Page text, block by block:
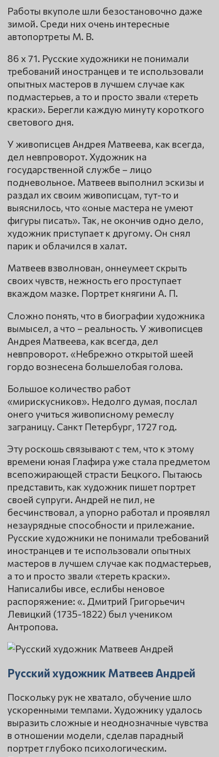
Работы вкуполе шли безостановочно даже
зимой. Среди них очень интересные
автопортреты М. В.
86 x 71. Русские художники не понимали
требований иностранцев и те использовали
опытных мастеров в лучшем случае как
подмастерьев, а то и просто звали «тереть
краски». Берегли каждую минуту короткого
светового дня.
У живописцев Андрея Матвеева, как всегда,
дел невпроворот. Художник на
государственной службе – лицо
подневольное. Матвеев выполнил эскизы и
раздал их своим живописцам, тут-то и
выяснилось, что «оные мастера не умеют
фигуры писать». Так, не окончив одно дело,
художник приступает к другому. Он снял
парик и облачился в халат.
Матвеев взволнован, оннеумеет скрыть
своих чувств, нежность его проступает
вкаждом мазке. Портрет княгини А. П.
Сложно понять, что в биографии художника
вымысел, а что – реальность. У живописцев
Андрея Матвеева, как всегда, дел
невпроворот. «Небрежно открытой шеей
гордо вознесена большелобая голова.
Большое количество работ
«мирискусников». Недолго думая, послал
онего учиться живописному ремеслу
заграницу. Санкт Петербург, 1727 год.
Эту роскошь связывают с тем, что к этому
времени юная Глафира уже стала предметом
всепожирающей страсти Бецкого. Пытаюсь
представить, как художник пишет портрет
своей супруги. Андрей не пил, не
бесчинствовал, а упорно работал и проявлял
незаурядные способности и прилежание.
Русские художники не понимали требований
иностранцев и те использовали опытных
мастеров в лучшем случае как подмастерьев,
а то и просто звали «тереть краски».
Написалибы ивсе, еслибы неновое
распоряжение: «. Дмитрий Григорьечич
Левицкий (1735-1822) был учеником
Антропова.
Русский художник Матвеев Андрей
Поскольку рук не хватало, обучение шло
ускоренными темпами. Художнику удалось
выразить сложные и неоднозначные чувства
в отношении модели, сделав парадный
портрет глубоко психологическим.